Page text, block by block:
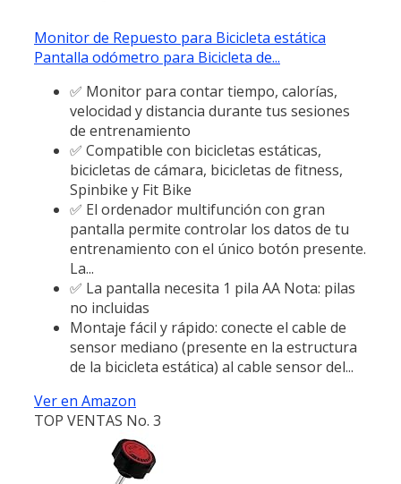
Monitor de Repuesto para Bicicleta estática
Pantalla odómetro para Bicicleta de...
✅ Monitor para contar tiempo, calorías,
velocidad y distancia durante tus sesiones
de entrenamiento
✅ Compatible con bicicletas estáticas,
bicicletas de cámara, bicicletas de fitness,
Spinbike y Fit Bike
✅ El ordenador multifunción con gran
pantalla permite controlar los datos de tu
entrenamiento con el único botón presente.
La...
✅ La pantalla necesita 1 pila AA Nota: pilas
no incluidas
Montaje fácil y rápido: conecte el cable de
sensor mediano (presente en la estructura
de la bicicleta estática) al cable sensor del...
Ver en Amazon
TOP VENTAS No. 3